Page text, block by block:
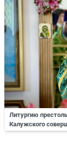
Литургию
Калужского